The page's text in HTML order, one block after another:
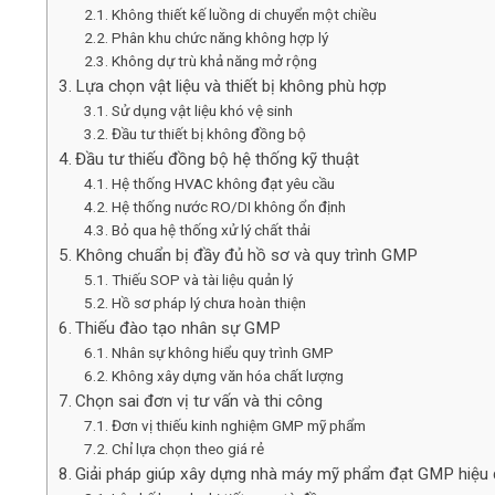
Không thiết kế luồng di chuyển một chiều
Phân khu chức năng không hợp lý
Không dự trù khả năng mở rộng
Lựa chọn vật liệu và thiết bị không phù hợp
Sử dụng vật liệu khó vệ sinh
Đầu tư thiết bị không đồng bộ
Đầu tư thiếu đồng bộ hệ thống kỹ thuật
Hệ thống HVAC không đạt yêu cầu
Hệ thống nước RO/DI không ổn định
Bỏ qua hệ thống xử lý chất thải
Không chuẩn bị đầy đủ hồ sơ và quy trình GMP
Thiếu SOP và tài liệu quản lý
Hồ sơ pháp lý chưa hoàn thiện
Thiếu đào tạo nhân sự GMP
Nhân sự không hiểu quy trình GMP
Không xây dựng văn hóa chất lượng
Chọn sai đơn vị tư vấn và thi công
Đơn vị thiếu kinh nghiệm GMP mỹ phẩm
Chỉ lựa chọn theo giá rẻ
Giải pháp giúp xây dựng nhà máy mỹ phẩm đạt GMP hiệu